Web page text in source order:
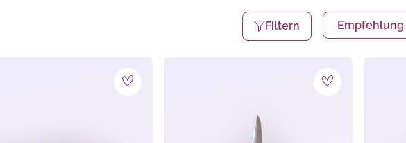
Filtern